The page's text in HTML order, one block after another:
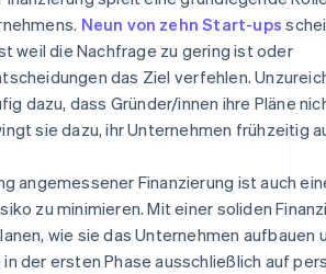
Neun von zehn Start-ups
weil die Nachfrage zu gering ist oder
das Ziel verfehlen.
dazu, dass Gründer/innen ihre Pläne
sie dazu, ihr Unternehmen frühzeitig
angemessener Finanzierung ist auch
zu minimieren. Mit einer soliden
wie sie das Unternehmen aufbauen
der ersten Phase ausschließlich auf